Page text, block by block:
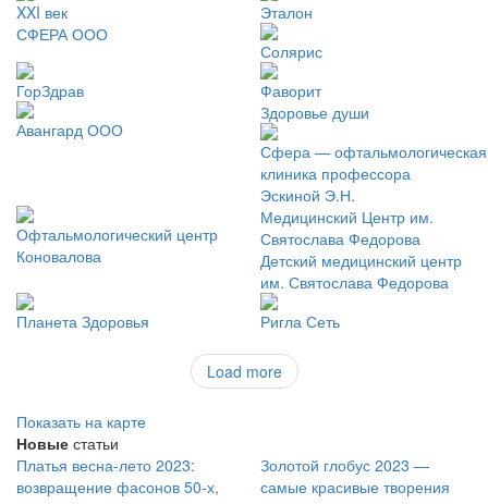
XXI век
Эталон
СФЕРА ООО
Солярис
ГорЗдрав
Фаворит
Авангард ООО
Здоровье души
Сфера — офтальмологическая
клиника профессора
Эскиной Э.Н.
Офтальмологический центр
Коновалова
Медицинский Центр им.
Святослава Федорова
Детский медицинский центр
им. Святослава Федорова
Планета Здоровья
Ригла Сеть
Load more
Показать на карте
Новые статьи
Платья весна-лето 2023:
возвращение фасонов 50-х,
Золотой глобус 2023 —
самые красивые творения